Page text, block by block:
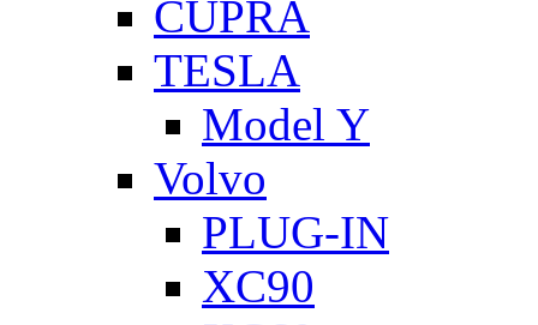
CUPRA
TESLA
Model Y
Volvo
PLUG-IN
XC90